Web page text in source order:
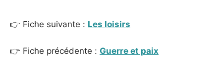
👉 Fiche suivante : Les loisirs
👉 Fiche précédente : Guerre et paix